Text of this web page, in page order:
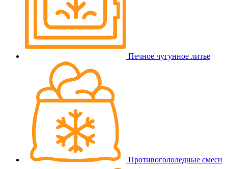
Печное чугунное литье
Противогололедные смеси